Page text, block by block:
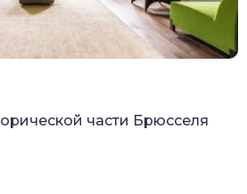
части Брюсселя